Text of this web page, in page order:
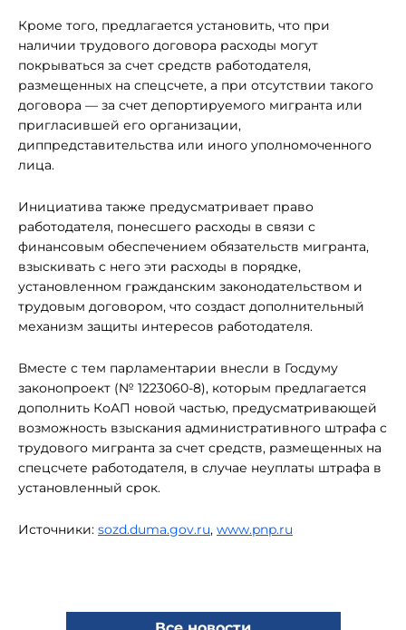
Кроме того, предлагается установить, что при
наличии трудового договора расходы могут
покрываться за счет средств работодателя,
размещенных на спецсчете, а при отсутствии такого
договора — за счет депортируемого мигранта или
пригласившей его организации,
диппредставительства или иного уполномоченного
лица.
Инициатива также предусматривает право
работодателя, понесшего расходы в связи с
финансовым обеспечением обязательств мигранта,
взыскивать с него эти расходы в порядке,
установленном гражданским законодательством и
трудовым договором, что создаст дополнительный
механизм защиты интересов работодателя.
Вместе с тем парламентарии внесли в Госдуму
законопроект (№ 1223060-8), которым предлагается
дополнить КоАП новой частью, предусматривающей
возможность взыскания административного штрафа с
трудового мигранта за счет средств, размещенных на
спецсчете работодателя, в случае неуплаты штрафа в
установленный срок.
Источники: sozd.duma.gov.ru, www.pnp.ru